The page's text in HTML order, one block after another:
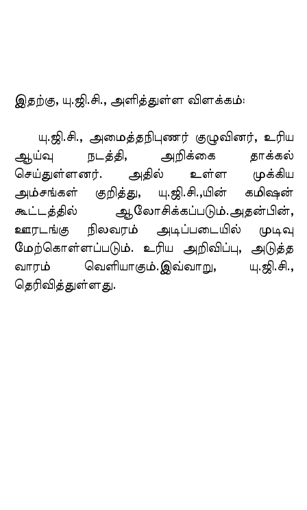
இதற்கு, யு.ஜி.சி., அளித்துள்ள விளக்கம்:
யு.ஜி.சி., அமைத்தநிபுணர் குழுவினர், உரிய
ஆய்வு நடத்தி, அறிக்கை தாக்கல்
செய்துள்ளனர். அதில் உள்ள முக்கிய
அம்சங்கள் குறித்து, யு.ஜி.சி.,யின் கமிஷன்
கூட்டத்தில் ஆலோசிக்கப்படும்.அதன்பின்,
ஊரடங்கு நிலவரம் அடிப்படையில் முடிவு
மேற்கொள்ளப்படும். உரிய அறிவிப்பு, அடுத்த
வாரம் வெளியாகும்.இவ்வாறு, யு.ஜி.சி.,
தெரிவித்துள்ளது.